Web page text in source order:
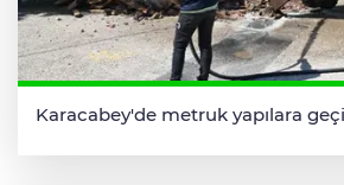
Karacabey'de metruk yapılara